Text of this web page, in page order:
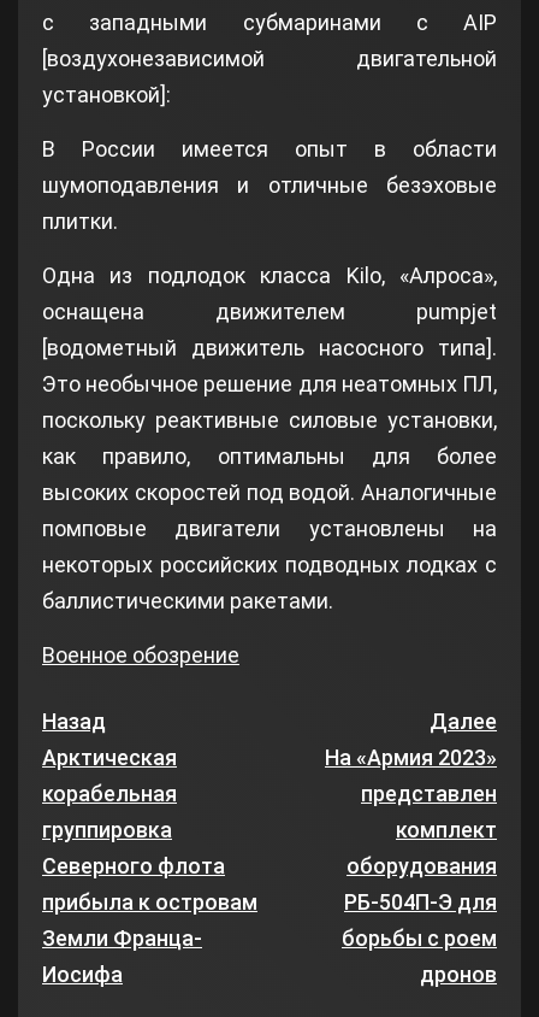
с западными субмаринами с AIP
[воздухонезависимой двигательной
установкой]:
В России имеется опыт в области
шумоподавления и отличные безэховые
плитки.
Одна из подлодок класса Kilo, «Алроса»,
оснащена движителем pumpjet
[водометный движитель насосного типа].
Это необычное решение для неатомных ПЛ,
поскольку реактивные силовые установки,
как правило, оптимальны для более
высоких скоростей под водой. Аналогичные
помповые двигатели установлены на
некоторых российских подводных лодках с
баллистическими ракетами.
Военное обозрение
Назад
Арктическая
корабельная
группировка
Северного флота
прибыла к островам
Земли Франца-
Иосифа
Далее
На «Армия 2023»
представлен
комплект
оборудования
РБ-504П-Э для
борьбы с роем
дронов